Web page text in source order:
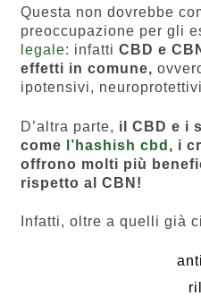
Questa non dovrebbe
preoccupazione per gli
legale: infatti CBD e
effetti in comune,
ipotensivi,
D’altra parte, il CBD e i
come
l’hashish cbd , i
offrono molti più
rispetto al CBN!
Infatti, oltre a quelli già